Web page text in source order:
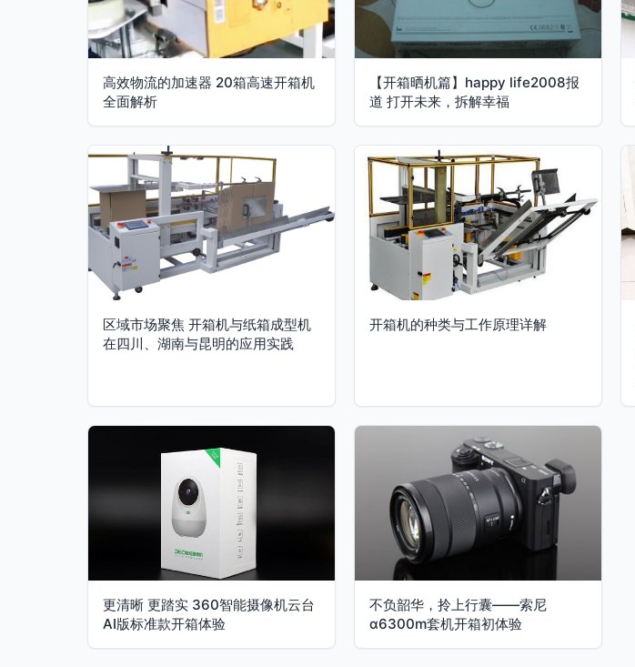
高效物流的加速器 20箱高速开箱机
全面解析
【开箱晒机篇】happy life2008报
道 打开未来，拆解幸福
区域市场聚焦 开箱机与纸箱成型机
在四川、湖南与昆明的应用实践
开箱机的种类与工作原理详解
更清晰 更踏实 360智能摄像机云台
AI版标准款开箱体验
不负韶华，拎上行囊——索尼
α6300m套机开箱初体验